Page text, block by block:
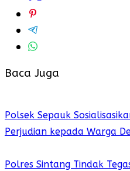
Baca Juga
Polsek Sepauk
Perjudian kepada Warga
Polres Sintang Tindak